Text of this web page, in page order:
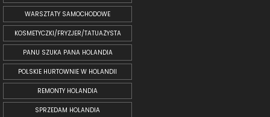
WARSZTATY SAMOCHODOWE
KOSMETYCZKI/FRYZJER/TATUAŻYSTA
PANU SZUKA PANA HOLANDIA
POLSKIE HURTOWNIE W HOLANDII
REMONTY HOLANDIA
SPRZEDAM HOLANDIA